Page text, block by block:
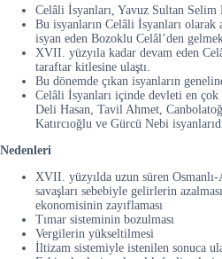
Celâli İsyanları, Yavuz Sultan Selim
Bu isyanların Celâli İsyanları olarak
isyan eden Bozoklu Celâl’den
XVII. yüzyıla kadar devam eden
taraftar kitlesine ulaştı.
Bu dönemde çıkan isyanların
Celâli İsyanları içinde devleti en çok
Deli Hasan, Tavil Ahmet,
Katırcıoğlu ve Gürcü Nebi
Nedenleri
XVII. yüzyılda uzun süren
savaşları sebebiyle gelirlerin
ekonomisinin zayıflaması
Tımar sisteminin bozulması
Vergilerin yükseltilmesi
İltizam sistemiyle istenilen sonuca